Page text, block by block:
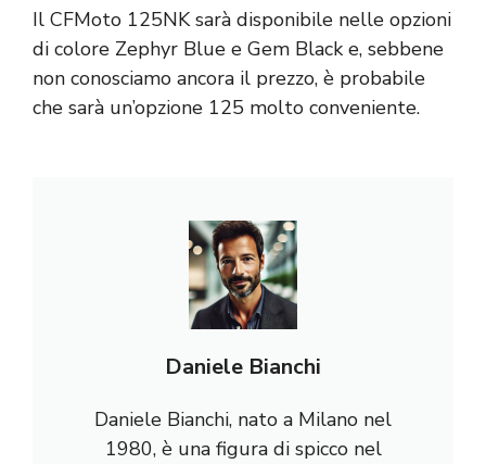
Il CFMoto 125NK sarà disponibile nelle opzioni
di colore Zephyr Blue e Gem Black e, sebbene
non conosciamo ancora il prezzo, è probabile
che sarà un’opzione 125 molto conveniente.
Daniele Bianchi
Daniele Bianchi, nato a Milano nel
1980, è una figura di spicco nel